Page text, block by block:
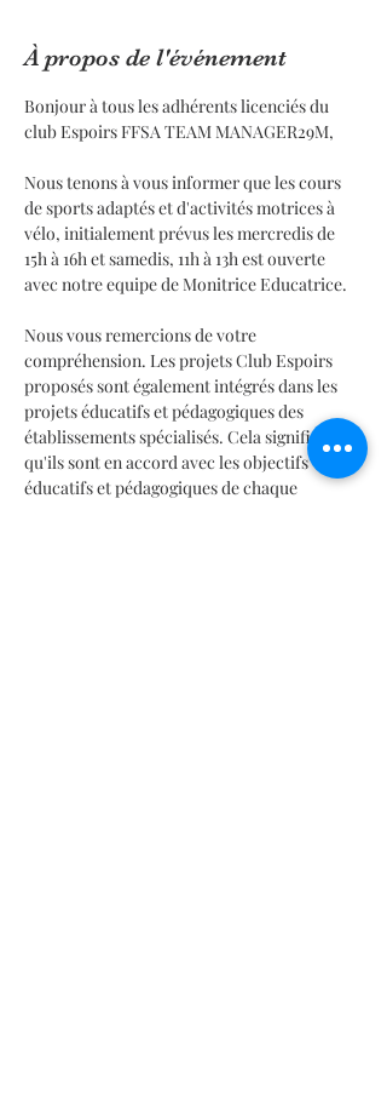
À propos de l'événement
Bonjour à tous les adhérents licenciés du
club Espoirs FFSA TEAM MANAGER29M,
Nous tenons à vous informer que les cours
de sports adaptés et d'activités motrices à
vélo, initialement prévus les mercredis de
15h à 16h et samedis, 11h à 13h est ouverte
avec notre equipe de Monitrice Educatrice.
Nous vous remercions de votre
compréhension. Les projets Club Espoirs
proposés sont également intégrés dans les
projets éducatifs et pédagogiques des
établissements spécialisés. Cela signifie
qu'ils sont en accord avec les objectifs
éducatifs et pédagogiques de chaque